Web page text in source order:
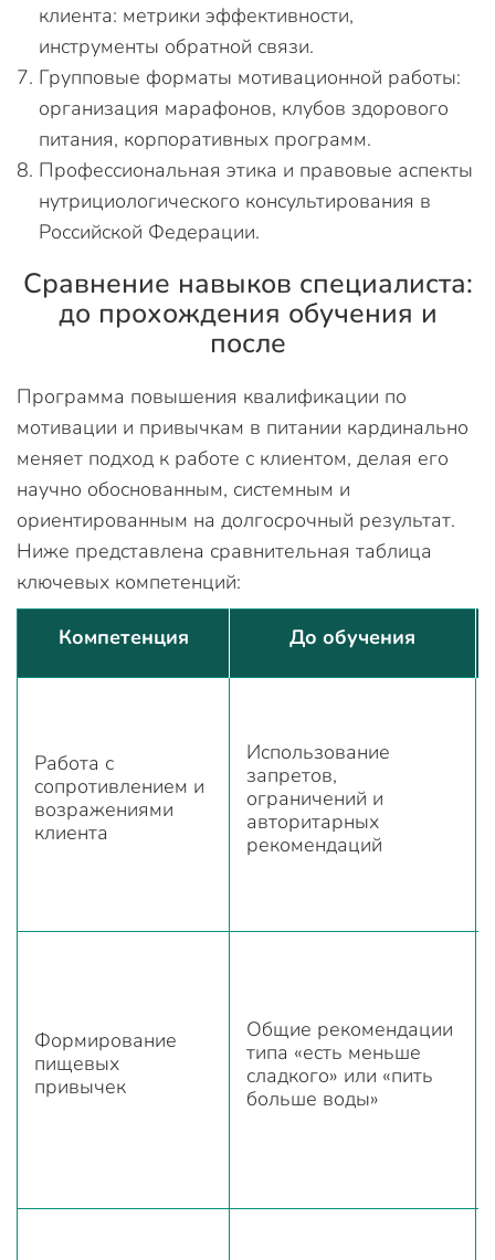
клиента: метрики эффективности,
инструменты обратной связи.
Групповые форматы мотивационной работы:
организация марафонов, клубов здорового
питания, корпоративных программ.
Профессиональная этика и правовые аспекты
нутрициологического консультирования в
Российской Федерации.
Сравнение навыков специалиста:
до прохождения обучения и
после
Программа повышения квалификации по
мотивации и привычкам в питании кардинально
меняет подход к работе с клиентом, делая его
научно обоснованным, системным и
ориентированным на долгосрочный результат.
Ниже представлена сравнительная таблица
ключевых компетенций:
Компетенция До обучения
Работа с
сопротивлением и
возражениями
клиента
Использование
запретов,
ограничений и
авторитарных
рекомендаций
Формирование
пищевых
привычек
Общие рекомендации
типа «есть меньше
сладкого» или «пить
больше воды»